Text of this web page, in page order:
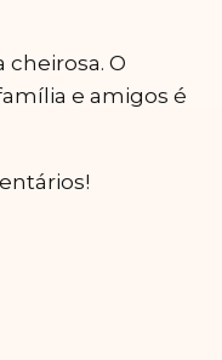
cheirosa. O
e amigos é